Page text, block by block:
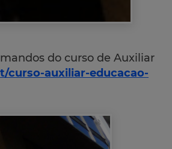
do curso de Auxiliar
auxiliar-educacao-